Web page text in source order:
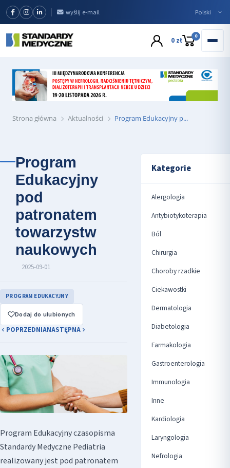
wyślij e-mail
0 zł 0
Strona główna Aktualności Program Edukacyjny p...
Program
Edukacyjny
pod
patronatem
towarzystw
naukowych
2025-09-01
PROGRAM EDUKACYJNY
Dodaj do ulubionych
POPRZEDNIANASTĘPNA
Program Edukacyjny czasopisma
Standardy Medyczne Pediatria
realizowany jest pod patronatem
Kategorie
Alergologia
Antybiotykoterapia
Ból
Chirurgia
Choroby rzadkie
Ciekawostki
Dermatologia
Diabetologia
Farmakologia
Gastroenterologia
Immunologia
Inne
Kardiologia
Laryngologia
Nefrologia